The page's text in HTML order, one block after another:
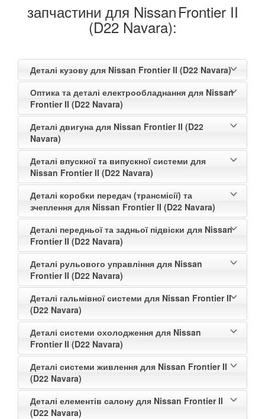
запчастини для NissanFrontier II
(D22 Navara):
Деталі кузову для Nissan Frontier II (D22 Navara)
Оптика та деталі електрообладнання для Nissan
Frontier II (D22 Navara)
Деталі двигуна для Nissan Frontier II (D22
Navara)
Деталі впускної та випускної системи для
Nissan Frontier II (D22 Navara)
Деталі коробки передач (трансмісії) та
зчеплення для Nissan Frontier II (D22 Navara)
Деталі передньої та задньої підвіски для Nissan
Frontier II (D22 Navara)
Деталі рульового управління для Nissan
Frontier II (D22 Navara)
Деталі гальмівної системи для Nissan Frontier II
(D22 Navara)
Деталі системи охолодження для Nissan
Frontier II (D22 Navara)
Деталі системи живлення для Nissan Frontier II
(D22 Navara)
Деталі елементів салону для Nissan Frontier II
(D22 Navara)